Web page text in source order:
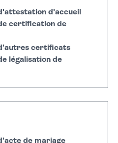
d'accueil
certification de
certificats
légalisation de
de mariage